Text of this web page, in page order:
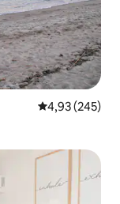
Gemiddelde
4,93 (245)